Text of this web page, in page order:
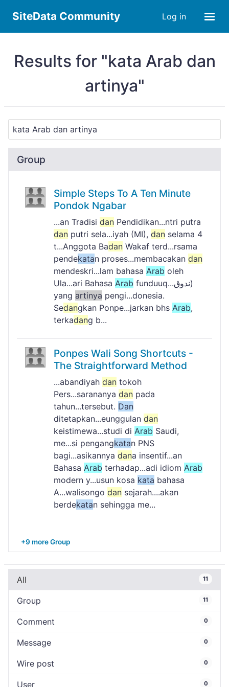
SiteData Community Log in
Results for "kata Arab dan
artinya"
Group
Simple Steps To A Ten Minute
Pondok Ngabar
...an Tradisi dan Pendidikan...ntri putra
dan putri sela...iyah (MI), dan selama 4
t...Anggota Badan Wakaf terd...rsama
pendekatan proses...membacakan dan
mendeskri...lam bahasa Arab oleh
Ula...ari Bahasa Arab funduuq...ندوق)
yang artinya pengi...donesia.
Sedangkan Ponpe...jarkan bhs Arab,
terkadang b...
Ponpes Wali Song Shortcuts -
The Straightforward Method
...abandiyah dan tokoh
Pers...sarananya dan pada
tahun...tersebut. Dan
ditetapkan...eunggulan dan
keistimewa...studi di Arab Saudi,
me...si pengangkatan PNS
bagi...asikannya dana insentif...an
Bahasa Arab terhadap...adi idiom Arab
modern y...usun kosa kata bahasa
A...walisongo dan sejarah....akan
berdekatan sehingga me...
+9 more Group
All 11
Group 11
Comment 0
Message 0
Wire post 0
User 0